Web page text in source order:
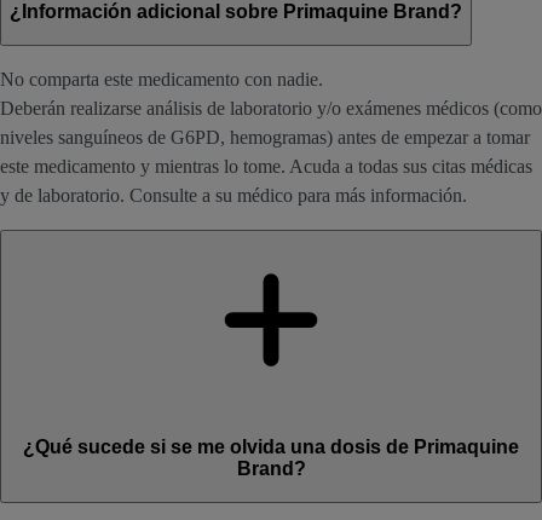
¿Información adicional sobre Primaquine Brand?
No comparta este medicamento con nadie.
Deberán realizarse análisis de laboratorio y/o exámenes médicos (como
niveles sanguíneos de G6PD, hemogramas) antes de empezar a tomar
este medicamento y mientras lo tome. Acuda a todas sus citas médicas
y de laboratorio. Consulte a su médico para más información.
¿Qué sucede si se me olvida una dosis de Primaquine
Brand?